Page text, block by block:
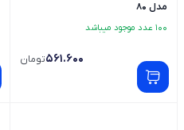
مدل 80
100 عدد موجود میباشد
561.600تومان